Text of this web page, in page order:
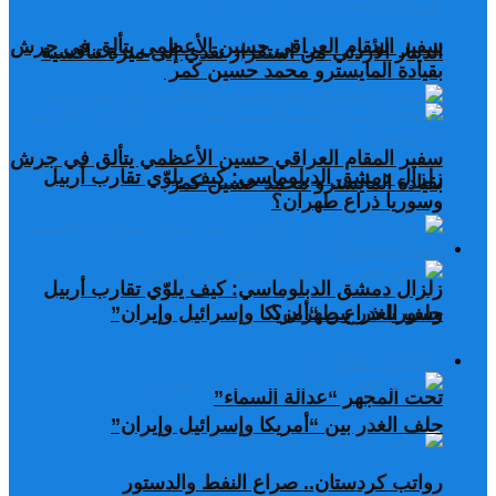
سفير المقام العراقي حسين الأعظمي يتألق في جرش
بقيادة المايسترو محمد حسين كمر
زلزال دمشق الدبلوماسي: كيف يلوّي تقارب أربيل
وسوريا ذراع طهران؟
حلف الغدر بين “أمريكا وإسرائيل وإيران”
تحت المجهر “عدالة السماء”
رواتب كردستان.. صراع النفط والدستور
الدينار الأردني من استقرار نقدي إلى ميزة تنافسية
سفير المقام العراقي حسين الأعظمي يتألق في جرش
بقيادة المايسترو محمد حسين كمر
زلزال دمشق الدبلوماسي: كيف يلوّي تقارب أربيل
وسوريا ذراع طهران؟
حلف الغدر بين “أمريكا وإسرائيل وإيران”